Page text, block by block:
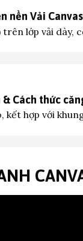
nền Vải
trên lớp vải dày,
& Cách thức
kết hợp với